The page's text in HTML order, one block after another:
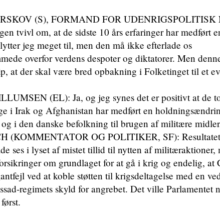
(S), FORMAND FOR
tvivl om, at de sidste 10 års erfaringer har medført
jeg meget til, men den må ikke efterlade os
overfor verdens despoter og diktatorer. Men
at der skal være bred opbakning i Folketinget til et
(EL): Ja, og jeg synes det er positivt at de
i Irak og Afghanistan har medført en
i den danske befolkning til brugen af militære
(KOMMENTATOR OG POLITIKER, SF):
ses i lyset af mistet tillid til nytten af militæraktioner,
om grundlaget for at gå i krig og endelig, at
ved at koble støtten til krigsdeltagelse med en
regimets skyld for angrebet. Det ville Parlamentet